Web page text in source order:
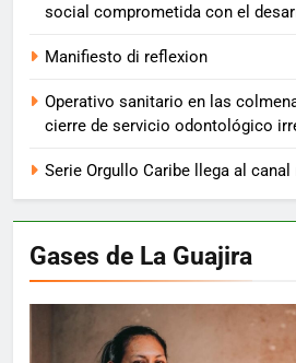
social comprometida con el
Manifiesto di reflexion
Operativo sanitario en las
cierre de servicio odontológico
Serie Orgullo Caribe llega al
Gases de La Guajira